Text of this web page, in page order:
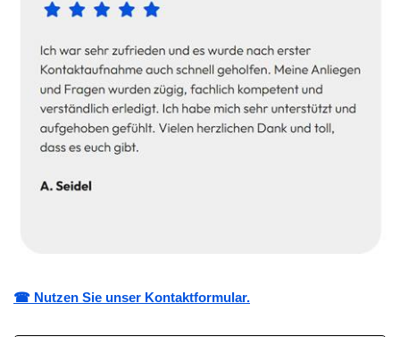
☎ Nutzen Sie unser Kontaktformular.